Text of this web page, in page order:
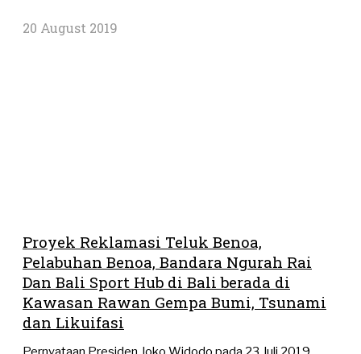
20 August 2019
Proyek Reklamasi Teluk Benoa,
Pelabuhan Benoa, Bandara Ngurah Rai
Dan Bali Sport Hub di Bali berada di
Kawasan Rawan Gempa Bumi, Tsunami
dan Likuifasi